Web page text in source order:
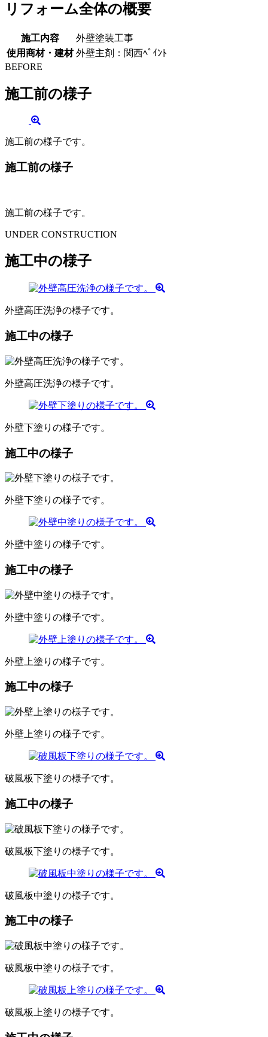
リフォーム全体の概要
施工内容
外壁塗装工事
使用商材・建材 外壁主剤：関西ﾍﾟｲﾝﾄ
BEFORE
施工前の様子
施工前の様子です。
施工前の様子
施工前の様子です。
UNDER CONSTRUCTION
施工中の様子
外壁高圧洗浄の様子です。
施工中の様子
外壁高圧洗浄の様子です。
外壁下塗りの様子です。
施工中の様子
外壁下塗りの様子です。
外壁中塗りの様子です。
施工中の様子
外壁中塗りの様子です。
外壁上塗りの様子です。
施工中の様子
外壁上塗りの様子です。
破風板下塗りの様子です。
施工中の様子
破風板下塗りの様子です。
破風板中塗りの様子です。
施工中の様子
破風板中塗りの様子です。
破風板上塗りの様子です。